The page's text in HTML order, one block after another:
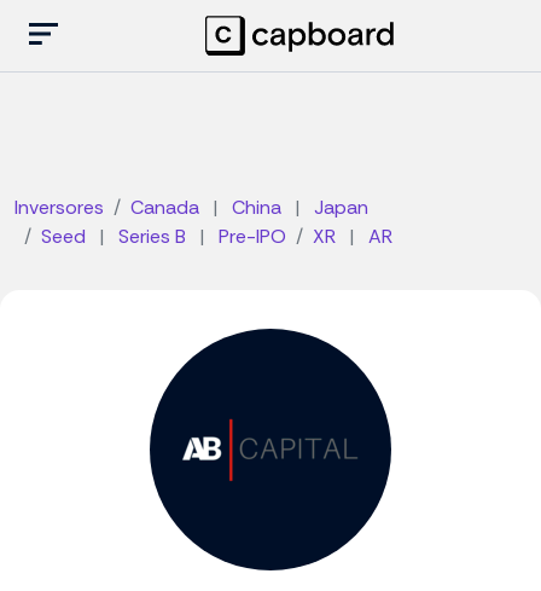
Inversores Canada | China |
Japan
Seed
| Series B | Pre-IPO XR | AR